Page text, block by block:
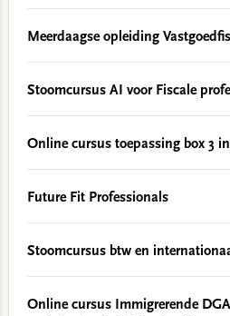
Meerdaagse opleiding
Stoomcursus AI voor Fiscale
Online cursus toepassing box 3
Future Fit Professionals
Stoomcursus btw en
Online cursus Immigrerende